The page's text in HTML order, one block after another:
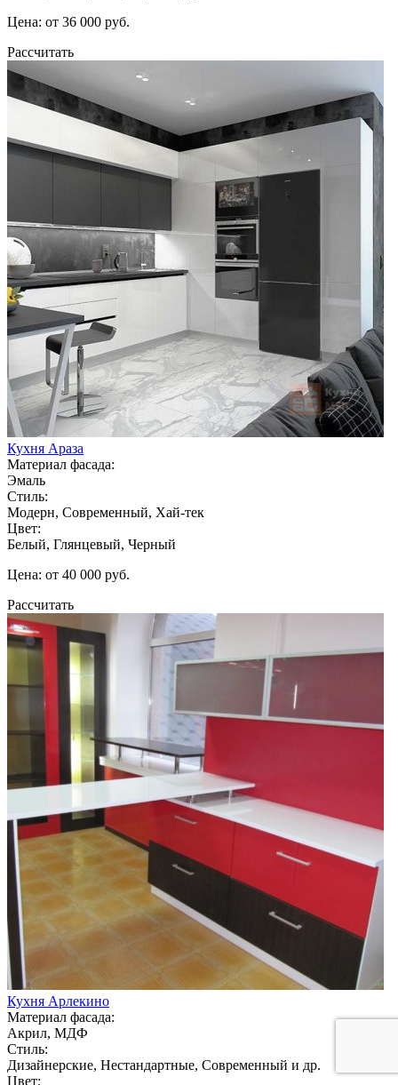
Цена: от 36 000 руб.
Рассчитать
Кухня Араза
Материал фасада:
Эмаль
Стиль:
Модерн, Современный, Хай-тек
Цвет:
Белый, Глянцевый, Черный
Цена: от 40 000 руб.
Рассчитать
Кухня Арлекино
Материал фасада:
Акрил, МДФ
Стиль:
Дизайнерские, Нестандартные, Современный и др.
Цвет: